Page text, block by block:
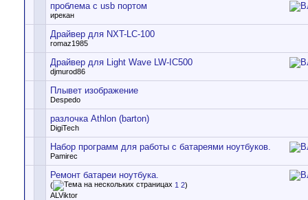
проблема с usb портом
ирекан
Драйвер для NXT-LC-100
romaz1985
Драйвер для Light Wave LW-IC500
djmurod86
Плывет изображение
Despedo
разлочка Athlon (barton)
DigiTech
Набор программ для работы с батареями ноутбуков.
Pamirec
Ремонт батареи ноутбука.
( 1 2)
ALViktor